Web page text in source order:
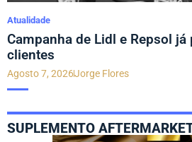
Atualidade
Campanha de Lidl e Repsol
clientes
Agosto 7, 2026Jorge Flores
SUPLEMENTO